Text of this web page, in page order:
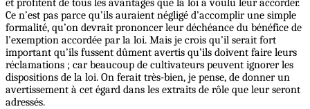
Ce n’est pas parce qu’ils auraient négligé d’accomplir une simple
formalité, qu’on devrait prononcer leur déchéance du bénéfice de
l’exemption accordée par la loi. Mais je crois qu’il serait fort
important qu’ils fussent dûment avertis qu’ils doivent faire leurs
réclamations ; car beaucoup de cultivateurs peuvent ignorer les
dispositions de la loi. On ferait très-bien, je pense, de donner un
avertissement à cet égard dans les extraits de rôle que leur seront
adressés.